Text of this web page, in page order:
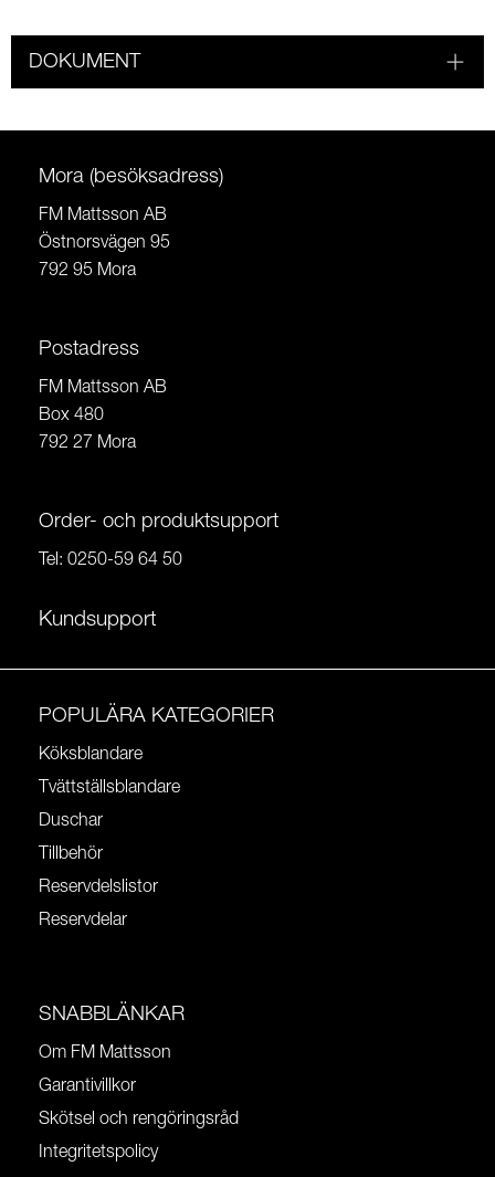
DOKUMENT
Mora (besöksadress)
FM Mattsson AB
Östnorsvägen 95
792 95 Mora
Postadress
FM Mattsson AB
Box 480
792 27 Mora
Order- och produktsupport
Tel: 0250-59 64 50
Kundsupport
POPULÄRA KATEGORIER
Köksblandare
Tvättställsblandare
Duschar
Tillbehör
Reservdelslistor
Reservdelar
SNABBLÄNKAR
Om FM Mattsson
Garantivillkor
Skötsel och rengöringsråd
Integritetspolicy